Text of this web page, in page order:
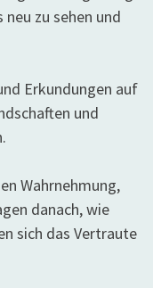
zu sehen und
Erkundungen auf
und
Wahrnehmung,
danach, wie
sich das Vertraute